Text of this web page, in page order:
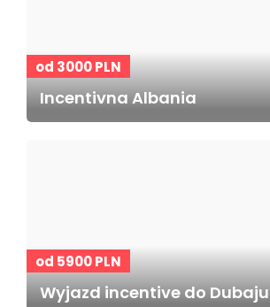
od 3000 PLN
Incentivna Albania
od 5900 PLN
Wyjazd incentive do Dubaju